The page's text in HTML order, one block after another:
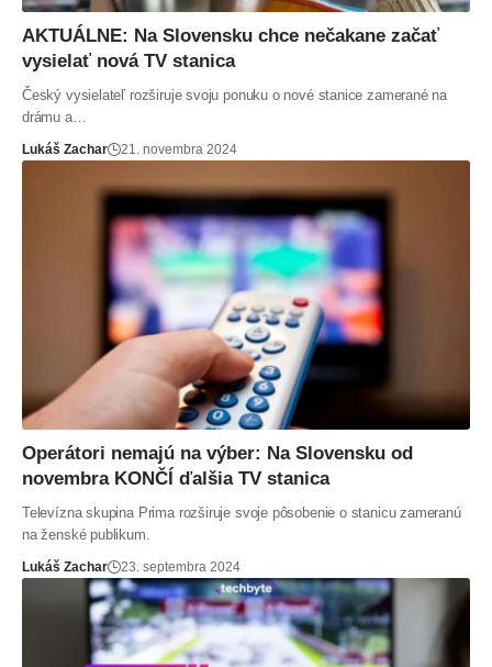
AKTUÁLNE: Na Slovensku chce nečakane začať
vysielať nová TV stanica
Český vysielateľ rozširuje svoju ponuku o nové stanice zamerané na
drámu a…
Lukáš Zachar 21. novembra 2024
Operátori nemajú na výber: Na Slovensku od
novembra KONČÍ ďalšia TV stanica
Televízna skupina Prima rozširuje svoje pôsobenie o stanicu zameranú
na ženské publikum.
Lukáš Zachar 23. septembra 2024